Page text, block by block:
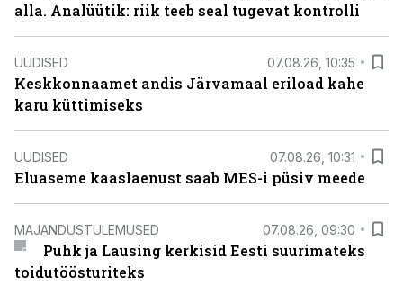
alla. Analüütik: riik teeb seal tugevat kontrolli
UUDISED 07.08.26, 10:35
Keskkonnaamet andis Järvamaal eriload kahe
karu küttimiseks
UUDISED 07.08.26, 10:31
Eluaseme kaaslaenust saab MES-i püsiv meede
MAJANDUSTULEMUSED 07.08.26, 09:30
Puhk ja Lausing kerkisid Eesti suurimateks
toidutöösturiteks